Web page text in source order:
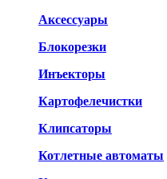
Аксессуары
Блокорезки
Инъекторы
Картофелечистки
Клипсаторы
Котлетные автоматы